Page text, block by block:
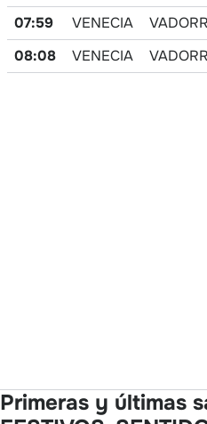
07:59
VENECIA
08:08
VENECIA
Primeras y últimas